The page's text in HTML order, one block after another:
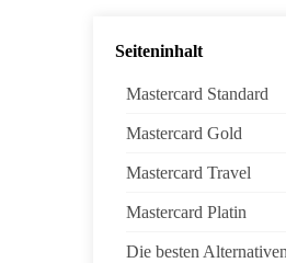
Seiteninhalt
Mastercard Standard
Mastercard Gold
Mastercard Travel
Mastercard Platin
Die besten Alternativen